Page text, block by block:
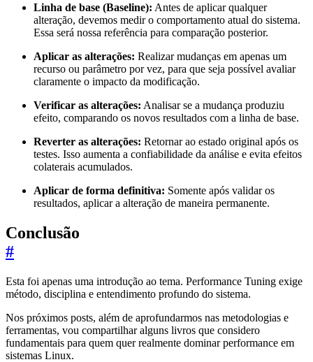
Linha de base (Baseline): Antes de aplicar qualquer
alteração, devemos medir o comportamento atual do sistema.
Essa será nossa referência para comparação posterior.
Aplicar as alterações: Realizar mudanças em apenas um
recurso ou parâmetro por vez, para que seja possível avaliar
claramente o impacto da modificação.
Verificar as alterações: Analisar se a mudança produziu
efeito, comparando os novos resultados com a linha de base.
Reverter as alterações: Retornar ao estado original após os
testes. Isso aumenta a confiabilidade da análise e evita efeitos
colaterais acumulados.
Aplicar de forma definitiva: Somente após validar os
resultados, aplicar a alteração de maneira permanente.
Conclusão
#
Esta foi apenas uma introdução ao tema. Performance Tuning exige
método, disciplina e entendimento profundo do sistema.
Nos próximos posts, além de aprofundarmos nas metodologias e
ferramentas, vou compartilhar alguns livros que considero
fundamentais para quem quer realmente dominar performance em
sistemas Linux.